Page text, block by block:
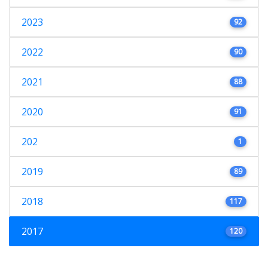
2023 92
2022 90
2021 88
2020 91
202 1
2019 89
2018 117
2017 120